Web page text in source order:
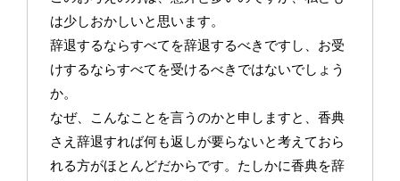
は少しおかしいと思います。
辞退するならすべてを辞退するべきですし、お受
けするならすべてを受けるべきではないでしょう
か。
なぜ、こんなことを言うのかと申しますと、香典
さえ辞退すれば何も返しが要らないと考えておら
れる方がほとんどだからです。たしかに香典を辞